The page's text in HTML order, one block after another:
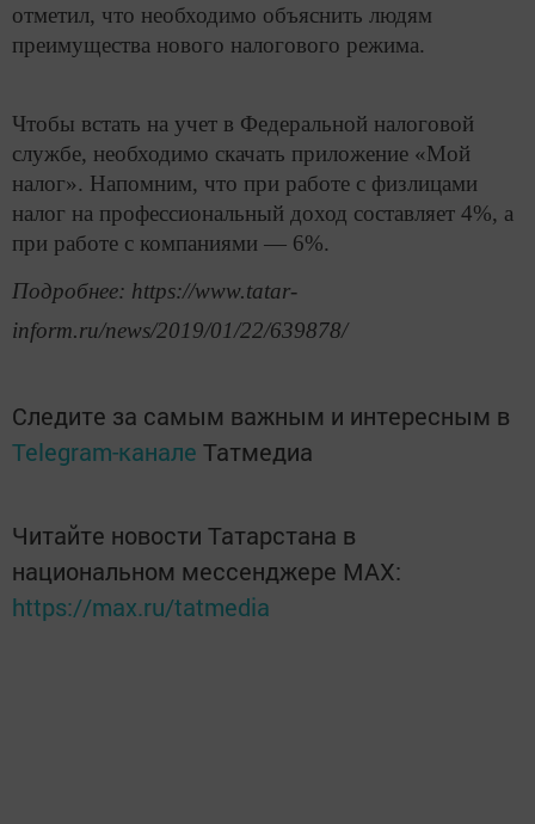
отметил, что необходимо объяснить людям
преимущества нового налогового режима.
Чтобы встать на учет в Федеральной налоговой
службе, необходимо скачать приложение «Мой
налог». Напомним, что при работе с физлицами
налог на профессиональный доход составляет 4%, а
при работе с компаниями — 6%.
Подробнее: https://www.tatar-
inform.ru/news/2019/01/22/639878/
Следите за самым важным и интересным в
Telegram-канале Татмедиа
Читайте новости Татарстана в
национальном мессенджере MАХ:
https://max.ru/tatmedia